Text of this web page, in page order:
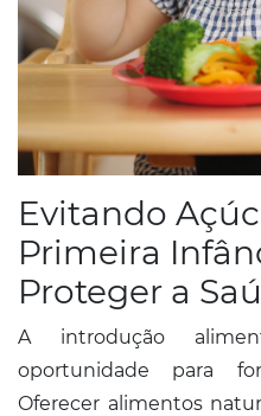
Evitando
Primeira
Proteger a
A introdução
oportunidade para
Oferecer alimentos